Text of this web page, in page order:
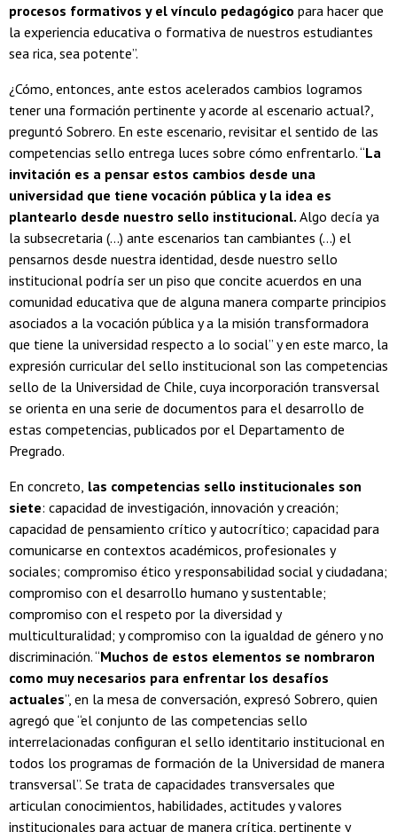
procesos formativos y el vínculo pedagógico para hacer que
la experiencia educativa o formativa de nuestros estudiantes
sea rica, sea potente”.
¿Cómo, entonces, ante estos acelerados cambios logramos
tener una formación pertinente y acorde al escenario actual?,
preguntó Sobrero. En este escenario, revisitar el sentido de las
competencias sello entrega luces sobre cómo enfrentarlo. “La
invitación es a pensar estos cambios desde una
universidad que tiene vocación pública y la idea es
plantearlo desde nuestro sello institucional. Algo decía ya
la subsecretaria (...) ante escenarios tan cambiantes (...) el
pensarnos desde nuestra identidad, desde nuestro sello
institucional podría ser un piso que concite acuerdos en una
comunidad educativa que de alguna manera comparte principios
asociados a la vocación pública y a la misión transformadora
que tiene la universidad respecto a lo social” y en este marco, la
expresión curricular del sello institucional son las competencias
sello de la Universidad de Chile, cuya incorporación transversal
se orienta en una serie de documentos para el desarrollo de
estas competencias, publicados por el Departamento de
Pregrado.
En concreto, las competencias sello institucionales son
siete: capacidad de investigación, innovación y creación;
capacidad de pensamiento crítico y autocrítico; capacidad para
comunicarse en contextos académicos, profesionales y
sociales; compromiso ético y responsabilidad social y ciudadana;
compromiso con el desarrollo humano y sustentable;
compromiso con el respeto por la diversidad y
multiculturalidad; y compromiso con la igualdad de género y no
discriminación. “Muchos de estos elementos se nombraron
como muy necesarios para enfrentar los desafíos
actuales”, en la mesa de conversación, expresó Sobrero, quien
agregó que “el conjunto de las competencias sello
interrelacionadas configuran el sello identitario institucional en
todos los programas de formación de la Universidad de manera
transversal”. Se trata de capacidades transversales que
articulan conocimientos, habilidades, actitudes y valores
institucionales para actuar de manera crítica, pertinente y